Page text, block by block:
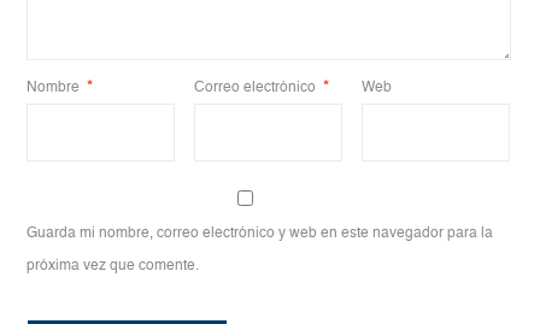
Nombre * Correo electrónico * Web
Guarda mi nombre, correo electrónico y web en este navegador para la
próxima vez que comente.